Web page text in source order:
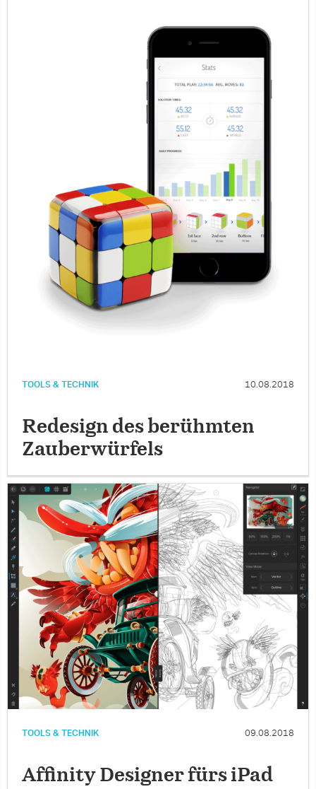
TOOLS & TECHNIK 10.08.2018
Redesign des berühmten
Zauberwürfels
TOOLS & TECHNIK 09.08.2018
Affinity Designer fürs iPad